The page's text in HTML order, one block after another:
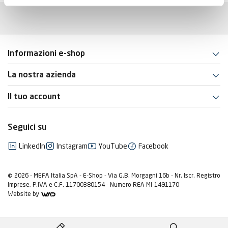
Informazioni e-shop
La nostra azienda
Il tuo account
Seguici su
LinkedIn Instagram YouTube Facebook
© 2026 - MEFA Italia SpA - E-Shop - Via G.B. Morgagni 16b - Nr. Iscr. Registro
Imprese, P.IVA e C.F. 11700380154 - Numero REA MI-1491170
Website by